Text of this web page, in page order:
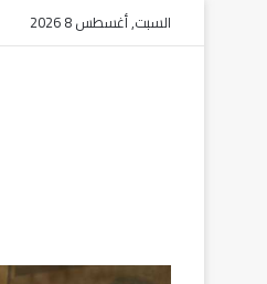
السبت, أغسطس 8 2026